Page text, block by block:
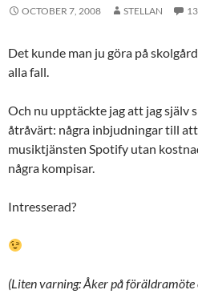
OCTOBER 7, 2008 STELLAN
Det kunde man ju göra på
alla fall.
Och nu upptäckte jag att jag själv
åtråvärt: några inbjudningar till
musiktjänsten Spotify utan
några kompisar.
Intresserad?
(Liten varning: Åker på